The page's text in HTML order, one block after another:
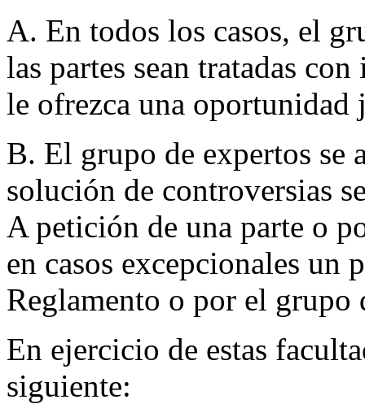
A. En todos los casos, el
las partes sean tratadas
le ofrezca una oportunidad
B. El grupo de expertos se
solución de controversias
A petición de una parte o
en casos excepcionales un
Reglamento o por el grupo
En ejercicio de estas
siguiente: